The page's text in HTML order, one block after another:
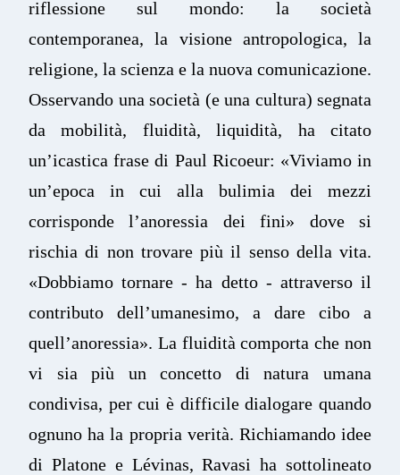
riflessione sul mondo: la società
contemporanea, la visione antropologica, la
religione, la scienza e la nuova comunicazione.
Osservando una società (e una cultura) segnata
da mobilità, fluidità, liquidità, ha citato
un’icastica frase di Paul Ricoeur: «Viviamo in
un’epoca in cui alla bulimia dei mezzi
corrisponde l’anoressia dei fini» dove si
rischia di non trovare più il senso della vita.
«Dobbiamo tornare - ha detto - attraverso il
contributo dell’umanesimo, a dare cibo a
quell’anoressia». La fluidità comporta che non
vi sia più un concetto di natura umana
condivisa, per cui è difficile dialogare quando
ognuno ha la propria verità. Richiamando idee
di Platone e Lévinas, Ravasi ha sottolineato